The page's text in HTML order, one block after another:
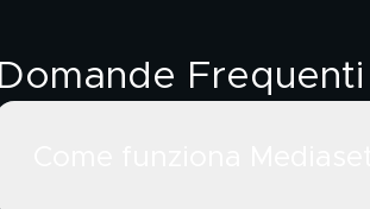
Domande Frequenti